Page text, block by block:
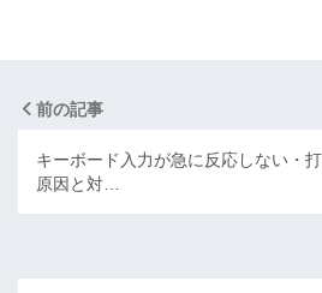
前の記事
キーボード入力が急に反応しない・
原因と対…